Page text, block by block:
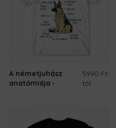
A németjuhász
anatómiája
5990 Ft-
tól